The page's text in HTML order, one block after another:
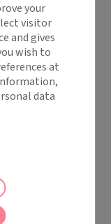
your
visitor
and gives
wish to
at
data